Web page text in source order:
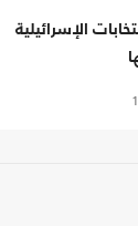
الإسرائيلية